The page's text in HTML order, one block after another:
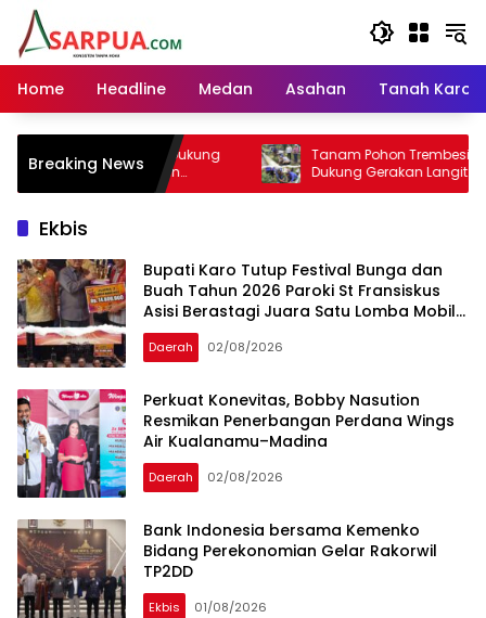
Langsung
konten
Home
Headline Medan Asahan Tanah Karo
Breaking News
Dukung
Tanam Pohon Trembesi, Pemkab Karo
Dukung Gerakan Langit Biru
Ekbis
Bupati Karo Tutup Festival Bunga dan
Buah Tahun 2026 Paroki St Fransiskus
Asisi Berastagi Juara Satu Lomba Mobil
Hias
Daerah 02/08/2026
Perkuat Konevitas, Bobby Nasution
Resmikan Penerbangan Perdana Wings
Air Kualanamu–Madina
Daerah 02/08/2026
Bank Indonesia bersama Kemenko
Bidang Perekonomian Gelar Rakorwil
TP2DD
Ekbis 01/08/2026